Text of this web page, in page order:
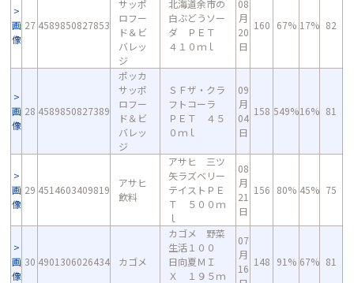
画
像
27 4589850827853
サッポ
ロフー
ド＆ビ
バレッ
ジ
北海道余市の
白ぶどうソー
ダ ＰＥＴ
４１０ｍｌ
08
月
20
日
160 67% 17% 82
画
像
28 4589850827389
ポッカ
サッポ
ロフー
ド＆ビ
バレッ
ジ
ＳＦザ・クラ
フトコーラ
ＰＥＴ ４５
０ｍｌ
09
月
04
日
158 549%16% 81
画
像
29 4514603409819
アサヒ
飲料
アサヒ 三ツ
矢ラズベリー
テイストＰＥ
Ｔ ５００ｍ
ｌ
08
月
21
日
156 80% 45% 75
画
像
30 4901306026434 カゴメ
カゴメ 野菜
生活１００
日向夏ＭＩ
Ｘ １９５ｍ
07
月
16
148 91% 67% 81